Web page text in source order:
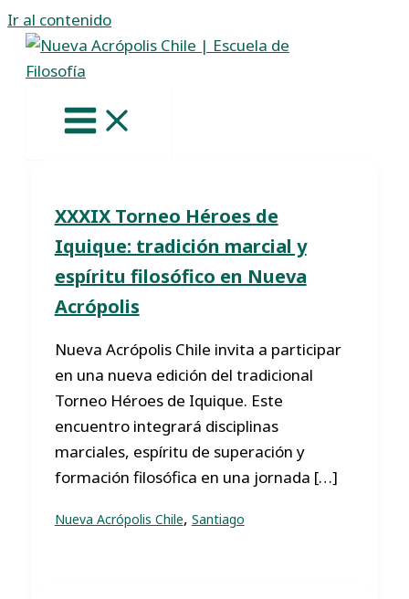
Ir al contenido
XXXIX Torneo Héroes de
Iquique: tradición marcial y
espíritu filosófico en Nueva
Acrópolis
Nueva Acrópolis Chile invita a participar
en una nueva edición del tradicional
Torneo Héroes de Iquique. Este
encuentro integrará disciplinas
marciales, espíritu de superación y
formación filosófica en una jornada […]
Nueva Acrópolis Chile, Santiago